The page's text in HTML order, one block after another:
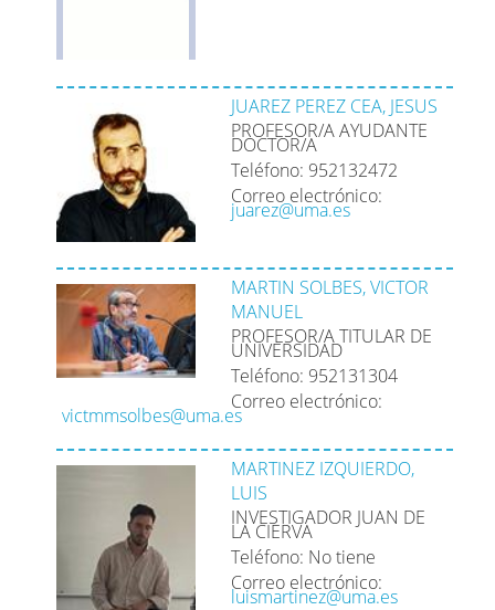
JUAREZ PEREZ CEA, JESUS
PROFESOR/A AYUDANTE
DOCTOR/A
Teléfono: 952132472
Correo electrónico:
juarez@uma.es
MARTIN SOLBES, VICTOR
MANUEL
PROFESOR/A TITULAR DE
UNIVERSIDAD
Teléfono: 952131304
Correo electrónico:
victmmsolbes@uma.es
MARTINEZ IZQUIERDO,
LUIS
INVESTIGADOR JUAN DE
LA CIERVA
Teléfono: No tiene
Correo electrónico:
luismartinez@uma.es